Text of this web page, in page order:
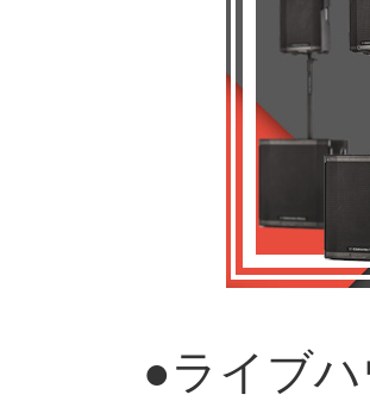
●ライブ